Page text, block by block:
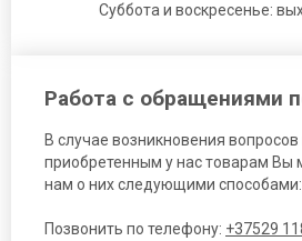
Суббота и воскресенье:
Работа с обращениями
В случае возникновения вопросов
приобретенным у нас товарам Вы
нам о них следующими способами:
Позвонить по телефону: +37529